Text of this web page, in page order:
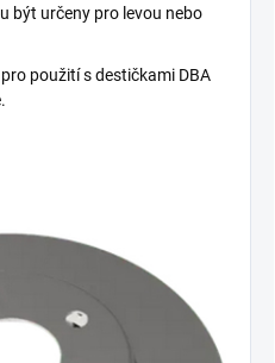
být určeny pro levou nebo
použití s destičkami DBA